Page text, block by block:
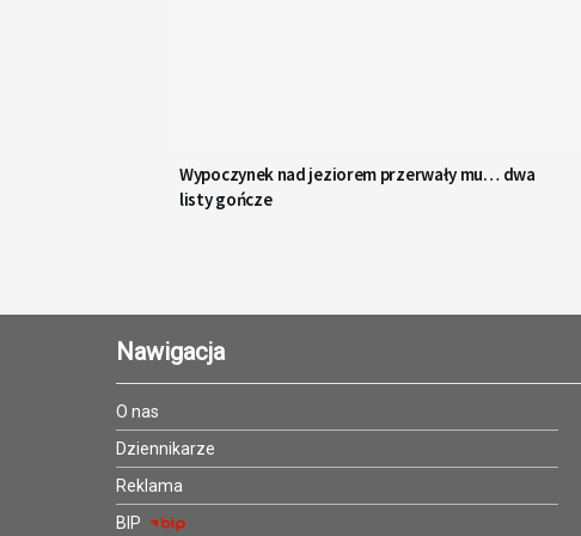
Wypoczynek nad jeziorem przerwały mu… dwa
listy gończe
Nawigacja
O nas
Dziennikarze
Reklama
BIP